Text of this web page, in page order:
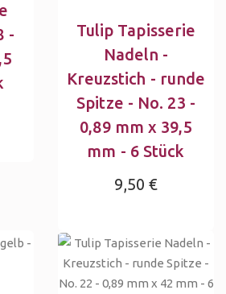
-
Tulip Tapisserie
Nadeln -
Kreuzstich - runde
Spitze - No. 23 -
0,89 mm x 39,5
mm - 6 Stück
9,50 €